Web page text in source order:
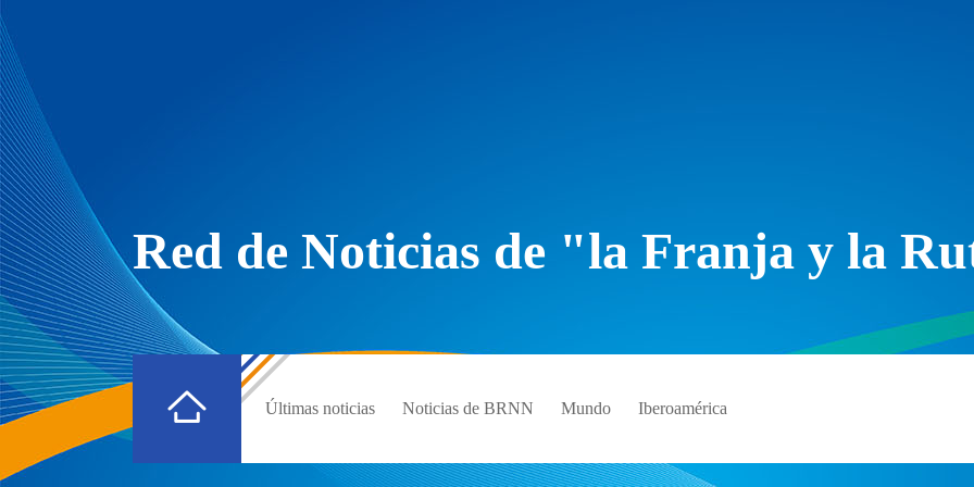
Red de Noticias de "la Franja y la
Últimas noticias Noticias de BRNN Mundo Iberoamérica